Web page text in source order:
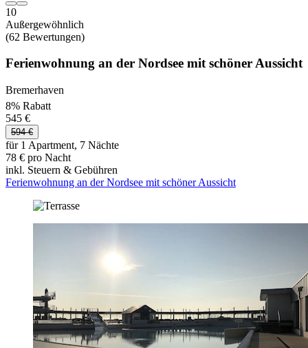
10
Außergewöhnlich
(62 Bewertungen)
Ferienwohnung an der Nordsee mit schöner Aussicht
Bremerhaven
8% Rabatt
545 €
594 €
für 1 Apartment, 7 Nächte
78 € pro Nacht
inkl. Steuern & Gebühren
Ferienwohnung an der Nordsee mit schöner Aussicht